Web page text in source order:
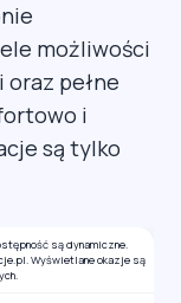
możliwości
oraz pełne
i
są tylko
są dynamiczne.
Wyświetlane okazje są